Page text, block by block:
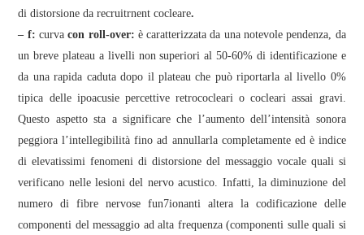
di distorsione da recruitrnent cocleare.
– f: curvacon roll-over: è caratterizzata da una notevole pendenza, da
un breve plateau a livelli non superiori al 50-60% di identificazione e
da una rapida caduta dopo il plateau che può riportarla al livello 0%
tipica delle ipoacusie percettive retrococleari o cocleari assai gravi.
Questo aspetto sta a significare che l’aumento dell’intensità sonora
peggiora l’intellegibilità fino ad annullarla completamente ed è indice
di elevatissimi fenomeni di distorsione del messaggio vocale quali si
verificano nelle lesioni del nervo acustico. Infatti, la diminuzione del
numero di fibre nervose fun7ionanti altera la codificazione delle
componenti del messaggio ad alta frequenza (componenti sulle quali si